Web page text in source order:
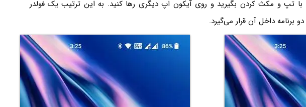
با تپ و مکث کردن بگیرید و روی آیکون اپ دیگری رها کنید. به این ترتیب یک فولدر
برنامه داخل آن قرار می‌گیرد.